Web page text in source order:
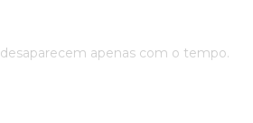
apenas com o tempo.